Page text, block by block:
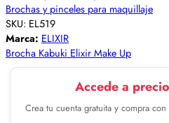
Brochas y pinceles para maquillaje
SKU: EL519
Marca: ELIXIR
Brocha Kabuki Elixir Make Up
Accede a
Crea tu cuenta gratuita y compra